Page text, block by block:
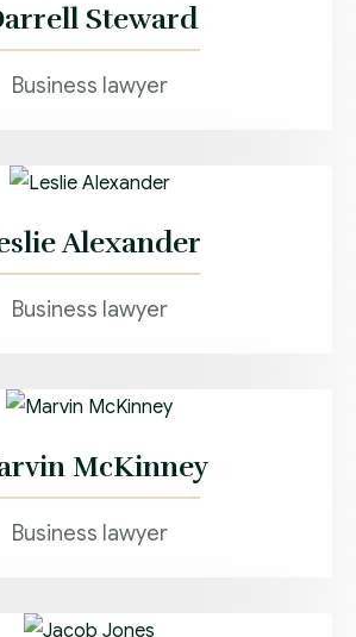
Steward
Business lawyer
Alexander
Business lawyer
McKinney
Business lawyer